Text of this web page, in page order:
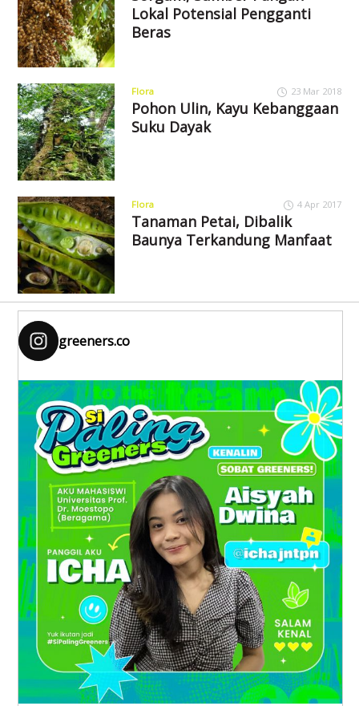
Lokal Potensial Pengganti
Beras
Flora 23 Mar 2018
Pohon Ulin, Kayu Kebanggaan
Suku Dayak
Flora 4 Apr 2017
Tanaman Petai, Dibalik
Baunya Terkandung Manfaat
greeners.co